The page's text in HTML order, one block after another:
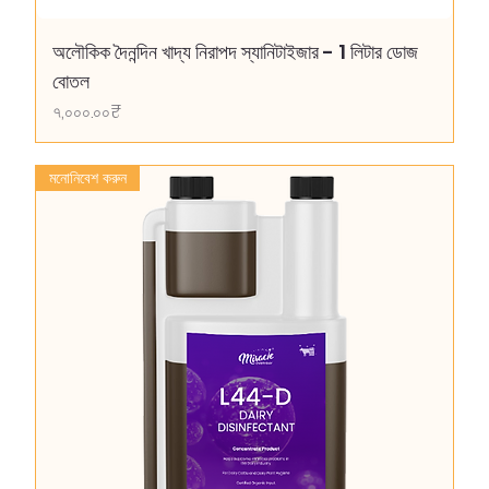
অলৌকিক দৈনন্দিন খাদ্য নিরাপদ স্যানিটাইজার - 1 লিটার ডোজ
বোতল
Price
৭,০০০.০০₹
মনোনিবেশ করুন